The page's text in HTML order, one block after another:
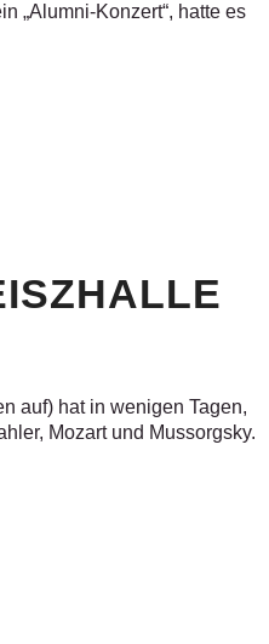
„Alumni-Konzert“, hatte es
auf) hat in wenigen Tagen,
Mozart und Mussorgsky.